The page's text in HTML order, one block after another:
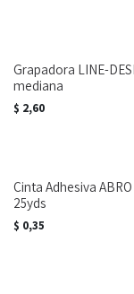
Grapadora LINE-
mediana
$ 2,60
Cinta Adhesiva
25yds
$ 0,35